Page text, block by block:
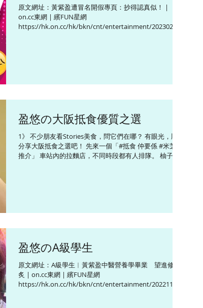
原文網址：黃紫盈遭冒名開假專頁：抄得認真似！ |
on.cc東網 | 繽FUN星網
https://hk.on.cc/hk/bkn/cnt/entertainment/20230201
盈悠の大阪抵食優質之選
1》 不少朋友看Stories美食，問它們在哪？ 有眼光，順道
分享大阪抵食之選吧！ 先來一個「#抵食 仲要係 #米芝蓮
推介」 車站內的拉麵店，不同時段都有人排隊。 柚子雞
盈悠のA級學生
原文網址：A級學生︱黃紫盈中醫營養學畢業 望進修針
炙 | on.cc東網 | 繽FUN星網
https://hk.on.cc/hk/bkn/cnt/entertainment/20221125/